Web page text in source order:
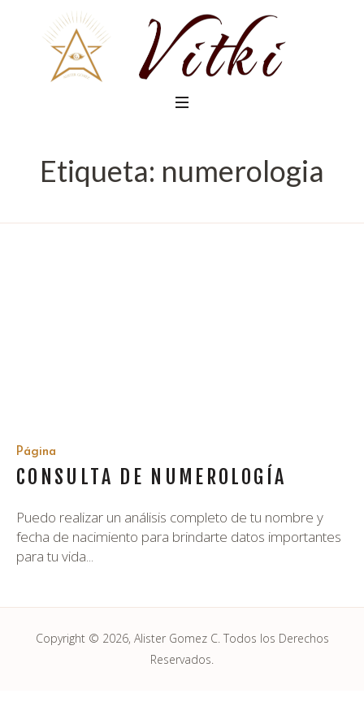
Etiqueta: numerologia
Página
CONSULTA DE NUMEROLOGÍA
Puedo realizar un análisis completo de tu nombre y
fecha de nacimiento para brindarte datos importantes
para tu vida...
Copyright © 2026, Alister Gomez C. Todos los Derechos
Reservados.